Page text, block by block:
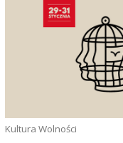
Kultura Wolności